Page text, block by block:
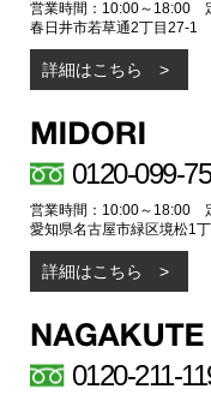
営業時間：10:00～18:00
春日井市若草通2丁目27-1
詳細はこちら
0120-099-
営業時間：10:00～18:00
愛知県名古屋市緑区境松1
詳細はこちら
0120-211-